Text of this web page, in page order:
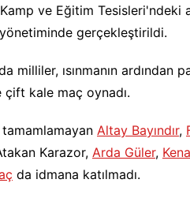
ve Eğitim Tesisleri'ndeki
yönetiminde gerçekleştirildi.
milliler, ısınmanın ardından
çift kale maç oynadı.
tamamlamayan Altay Bayındır,
Karazor, Arda Güler,
da idmana katılmadı.